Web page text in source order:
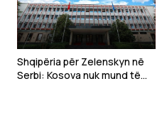
Shqipëria për Zelenskyn në
Serbi: Kosova nuk mund të